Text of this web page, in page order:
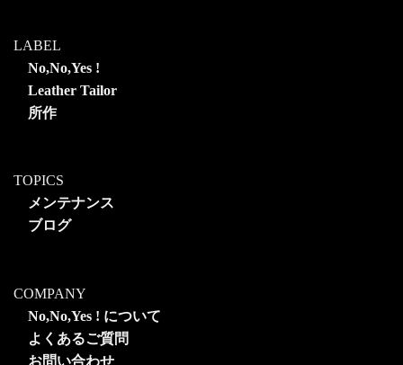
LABEL
No,No,Yes !
Leather Tailor
所作
TOPICS
メンテナンス
ブログ
COMPANY
No,No,Yes ! について
よくあるご質問
お問い合わせ